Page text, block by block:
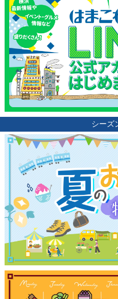
シーズ
観光ガイド
ランキング
ブログ記事
サイトについて